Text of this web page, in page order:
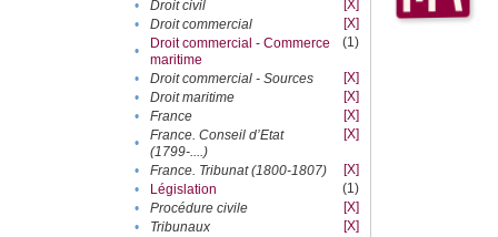
•
Droit civil
[X]
•
Droit commercial
[X]
•
Droit commercial - Commerce
maritime
(1)
• Droit commercial - Sources
[X]
•
Droit maritime
[X]
•
France
[X]
•
France. Conseil d’Etat
(1799-....)
[X]
• France. Tribunat (1800-1807)
[X]
•
Législation
(1)
•
Procédure civile
[X]
•
Tribunaux
[X]